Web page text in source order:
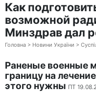
Как
возможной
Минздрав дал
Головна > Новини України >
Раненые военные
границу на
этого нужны ПТ